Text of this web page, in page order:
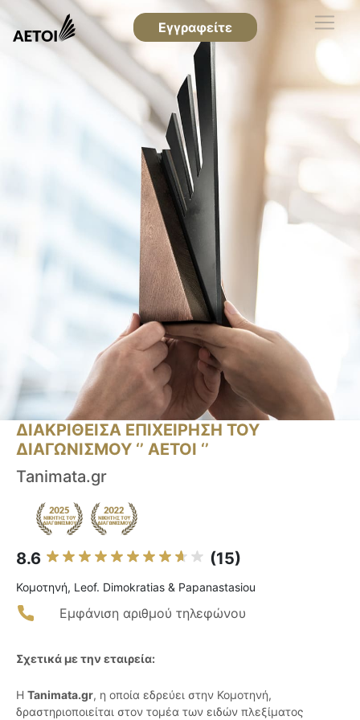
Εγγραφείτε
ΔΙΑΚΡΙΘΕΙΣΑ ΕΠΙΧΕΙΡΗΣΗ ΤΟΥ
ΔΙΑΓΩΝΙΣΜΟΥ ‘’ ΑΕΤΟΙ ‘’
Tanimata.gr
8.6 (15)
Κομοτηνή, Leof. Dimokratias & Papanastasiou
Εμφάνιση αριθμού τηλεφώνου
Σχετικά με την εταιρεία:
Η Tanimata.gr, η οποία εδρεύει στην Κομοτηνή,
δραστηριοποιείται στον τομέα των ειδών πλεξίματος